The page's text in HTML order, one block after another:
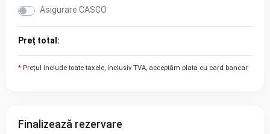
Asigurare CASCO
Preț total:
* Prețul include toate taxele, inclusiv TVA, acceptăm plata cu card bancar
Finalizează rezervare